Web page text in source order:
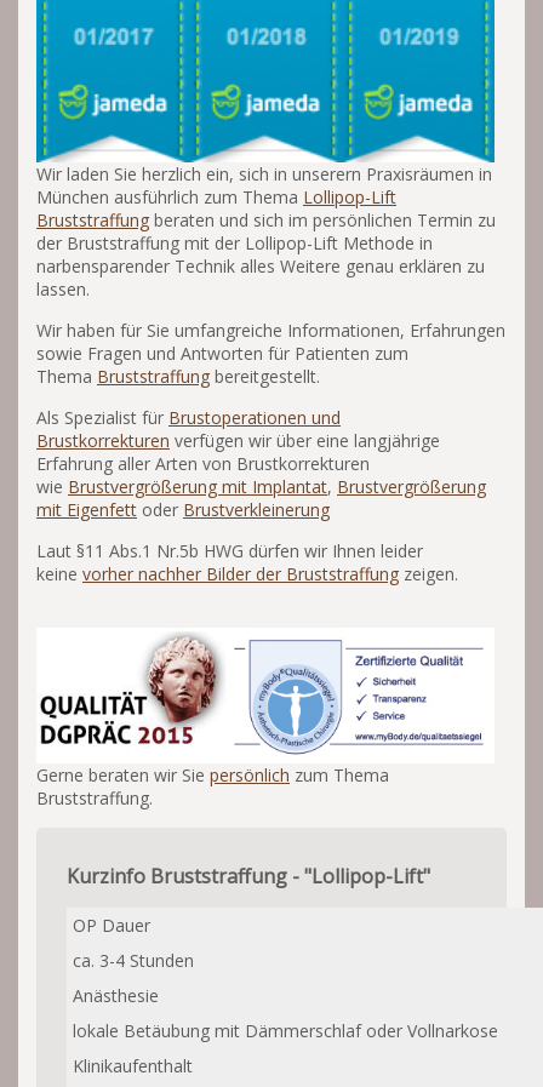
Wir laden Sie herzlich ein, sich in unserern Praxisräumen in
München ausführlich zum Thema Lollipop-Lift
Bruststraffung beraten und sich im persönlichen Termin zu
der Bruststraffung mit der Lollipop-Lift Methode in
narbensparender Technik alles Weitere genau erklären zu
lassen.
Wir haben für Sie umfangreiche Informationen, Erfahrungen
sowie Fragen und Antworten für Patienten zum
Thema Bruststraffung bereitgestellt.
Als Spezialist für Brustoperationen und
Brustkorrekturen verfügen wir über eine langjährige
Erfahrung aller Arten von Brustkorrekturen
wie Brustvergrößerung mit Implantat, Brustvergrößerung
mit Eigenfett oder Brustverkleinerung
Laut §11 Abs.1 Nr.5b HWG dürfen wir Ihnen leider
keine vorher nachher Bilder der Bruststraffung zeigen.
Gerne beraten wir Sie persönlich zum Thema
Bruststraffung.
Kurzinfo Bruststraffung - "Lollipop-Lift"
OP Dauer
ca. 3-4 Stunden
Anästhesie
lokale Betäubung mit Dämmerschlaf oder Vollnarkose
Klinikaufenthalt